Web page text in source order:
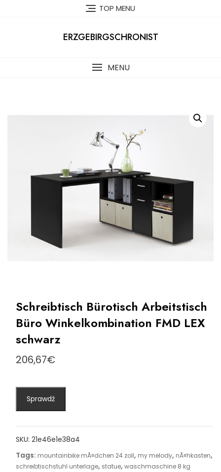
TOP MENU
ERZGEBIRGSCHRONIST
MENU
Schreibtisch Bürotisch Arbeitstisch
Büro Winkelkombination FMD LEX
schwarz
206,67€
Sprawdź
SKU: 21e46e1e38a4
Tags: mountainbike mÃ¤dchen 24 zoll, my melody, nÃ¤hkasten,
schreibtischstuhl unterlage, statue, waschmaschine 8 kg